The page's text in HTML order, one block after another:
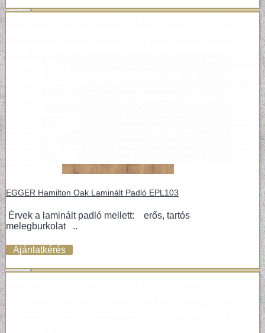
EGGER Hamilton Oak Laminált Padló EPL103
Érvek a laminált padló mellett: erős, tartós
melegburkolat ..
Ajánlatkérés